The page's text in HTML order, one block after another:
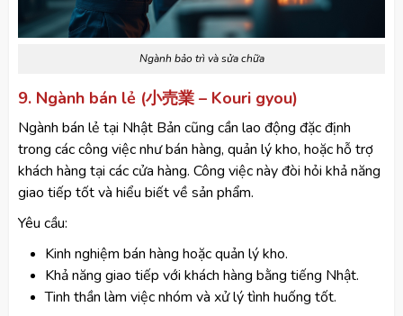
Ngành bảo trì và sửa chữa
9. Ngành bán lẻ (小売業 – Kouri gyou)
Ngành bán lẻ tại Nhật Bản cũng cần lao động đặc định
trong các công việc như bán hàng, quản lý kho, hoặc hỗ trợ
khách hàng tại các cửa hàng. Công việc này đòi hỏi khả năng
giao tiếp tốt và hiểu biết về sản phẩm.
Yêu cầu:
Kinh nghiệm bán hàng hoặc quản lý kho.
Khả năng giao tiếp với khách hàng bằng tiếng Nhật.
Tinh thần làm việc nhóm và xử lý tình huống tốt.